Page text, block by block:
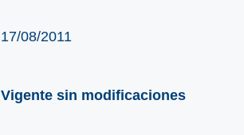
17/08/2011
Vigente sin modificaciones